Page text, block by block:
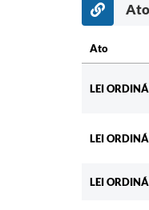
Ato
LEI
LEI
LEI